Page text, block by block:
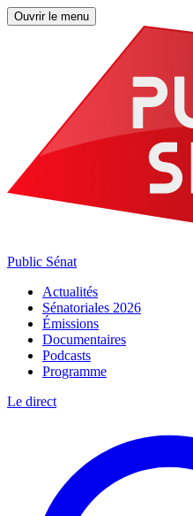
Ouvrir le menu
Public Sénat
Actualités
Sénatoriales 2026
Émissions
Documentaires
Podcasts
Programme
Le direct